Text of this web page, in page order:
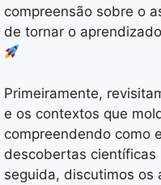
compreensão sobre o
de tornar o
Primeiramente,
e os contextos que
compreendendo como
descobertas científicas
seguida, discutimos os